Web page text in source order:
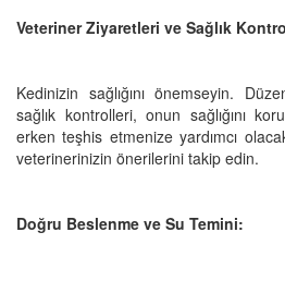
Veteriner Ziyaretleri ve Sağlık
Kedinizin sağlığını önemseyin.
sağlık kontrolleri, onun sağlığını
erken teşhis etmenize yardımcı
veterinerinizin önerilerini takip edin.
Doğru Beslenme ve Su Temini: